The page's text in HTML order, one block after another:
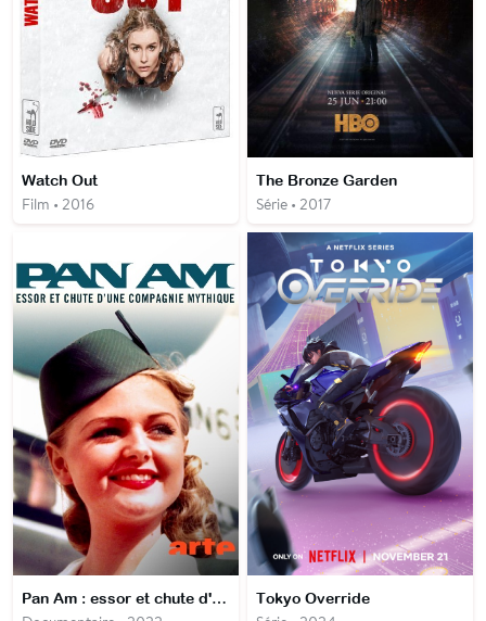
Watch Out
Film • 2016
The Bronze Garden
Série • 2017
Pan Am : essor et chute d'une compagnie mythique Tokyo Override